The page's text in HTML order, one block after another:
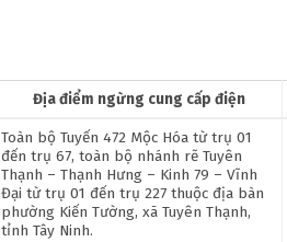
Địa điểm ngừng cung cấp điện
Toàn bộ Tuyến 472 Mộc Hóa từ trụ 01
đến trụ 67, toàn bộ nhánh rẽ Tuyên
Thạnh – Thạnh Hưng – Kinh 79 – Vĩnh
Đại từ trụ 01 đến trụ 227 thuộc địa bàn
phường Kiến Tường, xã Tuyên Thạnh,
tỉnh Tây Ninh.